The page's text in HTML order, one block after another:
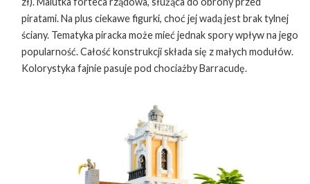
piratami. Na plus ciekawe figurki, choć jej wadą jest brak tylnej
ściany. Tematyka piracka może mieć jednak spory wpływ na jego
popularność. Całość konstrukcji składa się z małych modułów.
Kolorystyka fajnie pasuje pod chociażby Barracudę.